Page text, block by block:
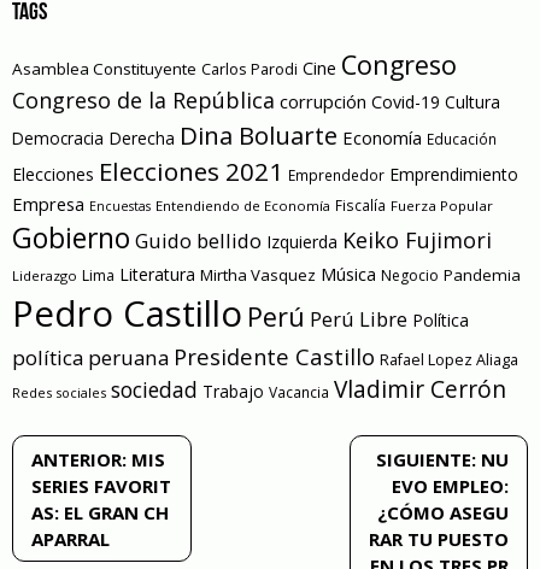
TAGS
Asamblea Constituyente Carlos Parodi Cine Congreso
Congreso de la República corrupción Covid-19 Cultura
Democracia Derecha Dina Boluarte Economía Educación
Elecciones Elecciones 2021 Emprendedor Emprendimiento
Empresa Encuestas Entendiendo de Economía Fiscalía Fuerza Popular
Gobierno Guido bellido Izquierda Keiko Fujimori
Liderazgo Lima Literatura Mirtha Vasquez Música Negocio Pandemia
Pedro Castillo Perú Perú Libre Política
política peruana Presidente Castillo Rafael Lopez Aliaga
Redes sociales sociedad Trabajo Vacancia Vladimir Cerrón
Navegación
de
entradas
ANTERIOR: MIS
SERIES FAVORIT
AS: EL GRAN CH
APARRAL
SIGUIENTE: NU
EVO EMPLEO:
¿CÓMO ASEGU
RAR TU PUESTO